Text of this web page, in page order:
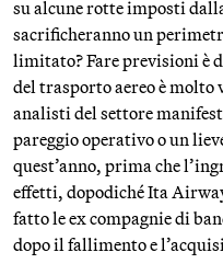
su alcune rotte imposti
sacrificheranno un
limitato? Fare previsioni è
del trasporto aereo è
analisti del settore
pareggio operativo o un
quest’anno, prima che
effetti, dopodiché Ita
fatto le ex compagnie di
dopo il fallimento e